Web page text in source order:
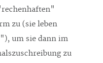
zu (sie leben
um sie dann im
zu